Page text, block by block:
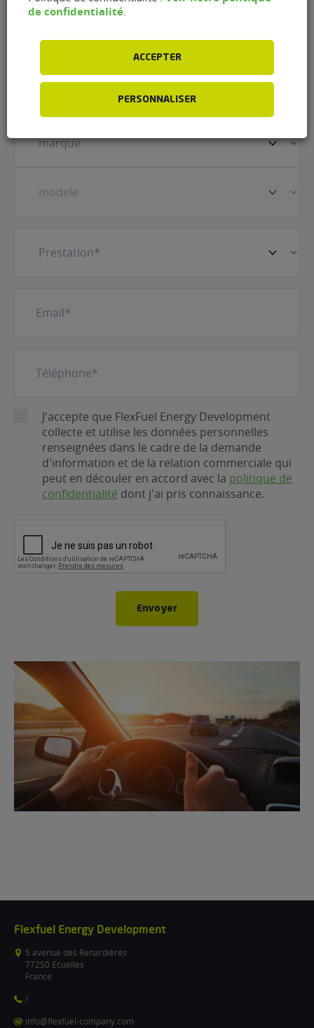
Nom(Nécessaire)
véhicule(Nécessaire)
mail(Nécessaire)
RGPDJ'accepte que FlexFuel Energy Development
collecte et utilise les données personnelles
renseignées dans le cadre de la demande
d'information et de la relation commerciale qui
peut en découler en accord avec la politique de
confidentialité dont j'ai pris connaissance.
Envoyer
Flexfuel Energy Development
5 avenue des Renardières
77250 Ecuelles
France
/
info@flexfuel-company.com
de confidentialité
ACCEPTER
PERSONNALISER